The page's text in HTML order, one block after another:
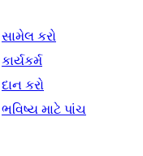
સામેલ કરો
કાર્યકર્મ
દાન કરો
ભવિષ્ય માટે પાંચ